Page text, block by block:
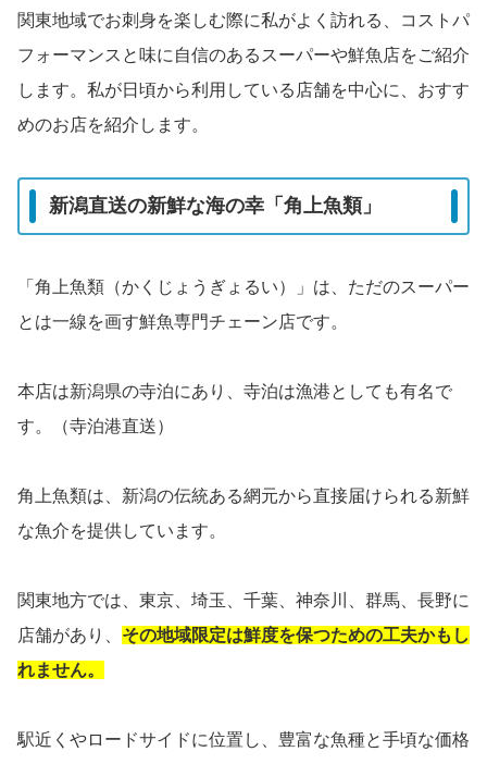
関東地域でお刺身を楽しむ際に私がよく訪れる、コストパ
フォーマンスと味に自信のあるスーパーや鮮魚店をご紹介
します。私が日頃から利用している店舗を中心に、おすす
めのお店を紹介します。
新潟直送の新鮮な海の幸「角上魚類」
「角上魚類（かくじょうぎょるい）」は、ただのスーパー
とは一線を画す鮮魚専門チェーン店です。
本店は新潟県の寺泊にあり、寺泊は漁港としても有名で
す。（寺泊港直送）
角上魚類は、新潟の伝統ある網元から直接届けられる新鮮
な魚介を提供しています。
関東地方では、東京、埼玉、千葉、神奈川、群馬、長野に
店舗があり、 その地域限定は鮮度を保つための工夫かもし
れません。
駅近くやロードサイドに位置し、豊富な魚種と手頃な価格